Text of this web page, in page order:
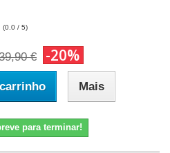
(0.0 / 5)
€ -20%
Mais
para terminar!